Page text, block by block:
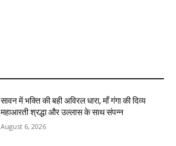
सावन में भक्ति की बही अविरल धारा, माँ गंगा की दिव्य
महाआरती श्रद्धा और उल्लास के साथ संपन्न
August 6, 2026